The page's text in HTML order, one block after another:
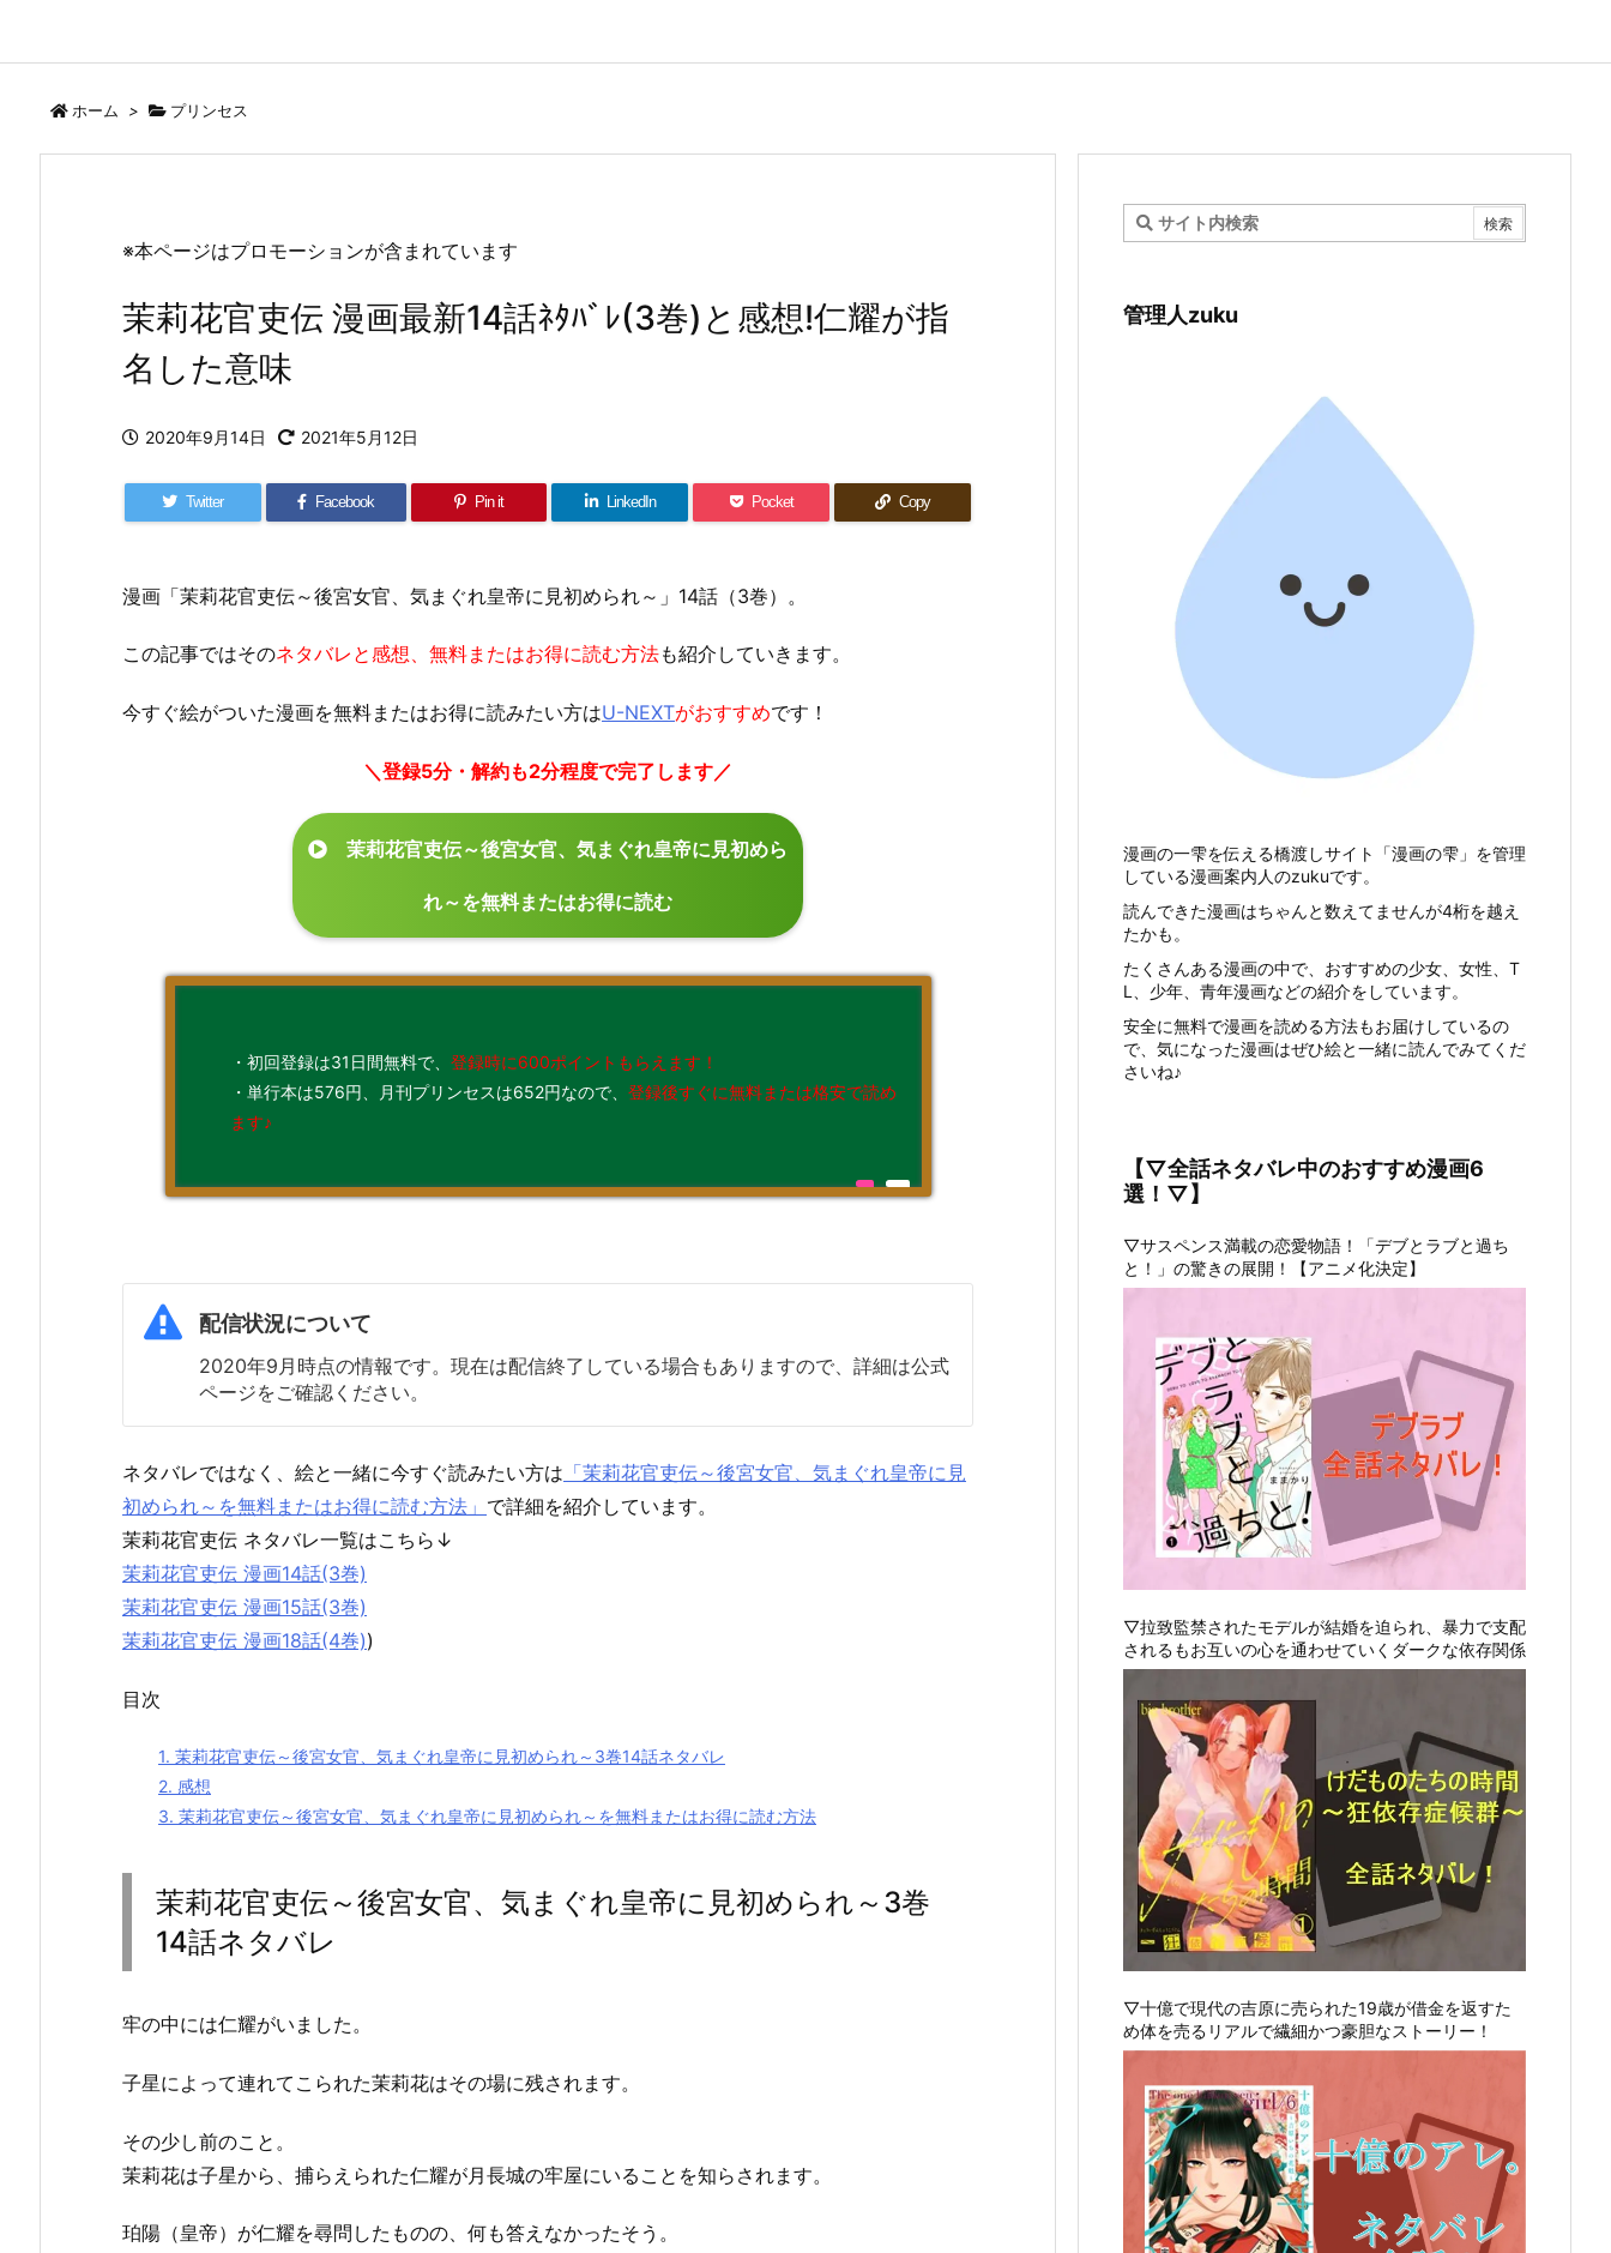
ホーム > プリンセス
※本ページはプロモーションが含まれています
茉莉花官吏伝 漫画最新14話ﾈﾀﾊﾞﾚ(3巻)と感想!仁耀が指
名した意味
2020年9月14日 2021年5月12日
Twitter Facebook Pin it LinkedIn Pocket Copy
漫画「茉莉花官吏伝～後宮女官、気まぐれ皇帝に見初められ～」14話（3巻）。
この記事ではそのネタバレと感想、無料またはお得に読む方法も紹介していきます。
今すぐ絵がついた漫画を無料またはお得に読みたい方はU-NEXTがおすすめです！
＼登録5分・解約も2分程度で完了します／
茉莉花官吏伝～後宮女官、気まぐれ皇帝に見初めら
れ～を無料またはお得に読む
・初回登録は31日間無料で、 登録時に600ポイントもらえます！
・単行本は576円、月刊プリンセスは652円なので、 登録後すぐに無料または格安で読め
ます♪
配信状況について
2020年9月時点の情報です。現在は配信終了している場合もありますので、詳細は公式
ページをご確認ください。
ネタバレではなく、絵と一緒に今すぐ読みたい方は 「茉莉花官吏伝～後宮女官、気まぐれ皇帝に見
初められ～を無料またはお得に読む方法」 で詳細を紹介しています。
茉莉花官吏伝 ネタバレ一覧はこちら↓
茉莉花官吏伝 漫画14話(3巻)
茉莉花官吏伝 漫画15話(3巻)
茉莉花官吏伝 漫画18話(4巻))
目次
1. 茉莉花官吏伝～後宮女官、気まぐれ皇帝に見初められ～3巻14話ネタバレ
2. 感想
3. 茉莉花官吏伝～後宮女官、気まぐれ皇帝に見初められ～を無料またはお得に読む方法
茉莉花官吏伝～後宮女官、気まぐれ皇帝に見初められ～3巻
14話ネタバレ
牢の中には仁耀がいました。
子星によって連れてこられた茉莉花はその場に残されます。
その少し前のこと。
茉莉花は子星から、捕らえられた仁耀が月長城の牢屋にいることを知らされます。
珀陽（皇帝）が仁耀を尋問したものの、何も答えなかったそう。
管理人zuku
漫画の一雫を伝える橋渡しサイト「漫画の雫」を管理
している漫画案内人のzukuです。
読んできた漫画はちゃんと数えてませんが4桁を越え
たかも。
たくさんある漫画の中で、おすすめの少女、女性、T
L、少年、青年漫画などの紹介をしています。
安全に無料で漫画を読める方法もお届けしているの
で、気になった漫画はぜひ絵と一緒に読んでみてくだ
さいね♪
【▽全話ネタバレ中のおすすめ漫画6
選！▽】
▽サスペンス満載の恋愛物語！「デブとラブと過ち
と！」の驚きの展開！【アニメ化決定】
▽拉致監禁されたモデルが結婚を迫られ、暴力で支配
されるもお互いの心を通わせていくダークな依存関係
▽十億で現代の吉原に売られた19歳が借金を返すた
め体を売るリアルで繊細かつ豪胆なストーリー！